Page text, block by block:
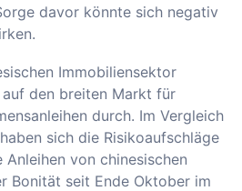
davor könnte sich negativ
Immobiliensektor
den breiten Markt für
durch. Im Vergleich
sich die Risikoaufschläge
von chinesischen
Bonität seit Ende Oktober im